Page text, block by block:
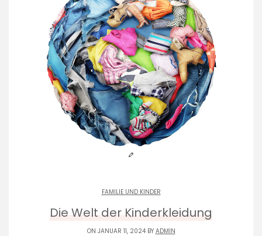
FAMILIE UND KINDER
Die Welt der Kinderkleidung
ON JANUAR 11, 2024 BY ADMIN